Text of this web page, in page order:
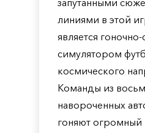
запутанными
линиями в этой
является
симулятором
космического
Команды из
навороченных
гоняют